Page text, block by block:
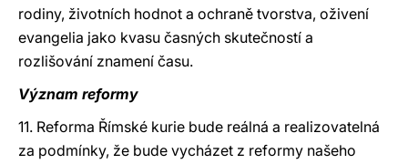
rodiny, životních hodnot a ochraně tvorstva, oživení
evangelia jako kvasu časných skutečností a
rozlišování znamení času.
Význam reformy
11. Reforma Římské kurie bude reálná a realizovatelná
za podmínky, že bude vycházet z reformy našeho